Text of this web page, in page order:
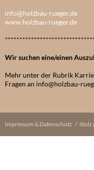
info@holzbau-rueger.de
www.holzbau-rueger.de
Wir suchen eine/einen
Mehr unter der Rubrik
Fragen an info@holzbau-
Impressum & Datenschutz Stolz